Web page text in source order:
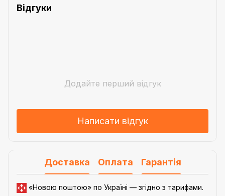
Відгуки
Додайте перший відгук
Написати відгук
Доставка Оплата Гарантія
«Новою поштою» по Україні — згідно з тарифами.